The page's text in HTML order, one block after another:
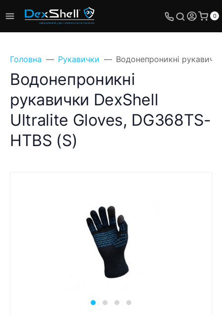
0
Головна Рукавички Водонепроникні
Водонепроникні
рукавички DexShell
Ultralite Gloves, DG368TS-
HTBS (S)